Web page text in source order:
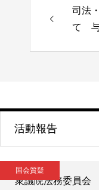
司法
て 与
活動報告
国会質疑
衆議院法務委員会